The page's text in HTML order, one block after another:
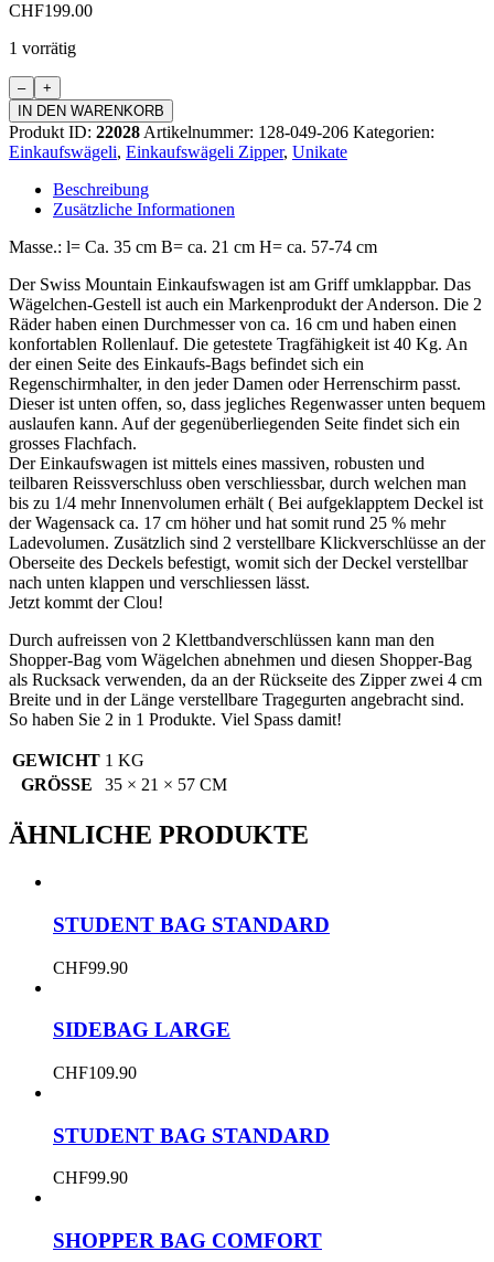
CHF199.00
1 vorrätig
Einkaufswagen
Zipper
Menge
IN DEN WARENKORB
Produkt ID: 22028 Artikelnummer: 128-049-206 Kategorien:
Einkaufswägeli, Einkaufswägeli Zipper, Unikate
Beschreibung
Zusätzliche Informationen
Masse.: l= Ca. 35 cm B= ca. 21 cm H= ca. 57-74 cm
Der Swiss Mountain Einkaufswagen ist am Griff umklappbar. Das
Wägelchen-Gestell ist auch ein Markenprodukt der Anderson. Die 2
Räder haben einen Durchmesser von ca. 16 cm und haben einen
konfortablen Rollenlauf. Die getestete Tragfähigkeit ist 40 Kg. An
der einen Seite des Einkaufs-Bags befindet sich ein
Regenschirmhalter, in den jeder Damen oder Herrenschirm passt.
Dieser ist unten offen, so, dass jegliches Regenwasser unten bequem
auslaufen kann. Auf der gegenüberliegenden Seite findet sich ein
grosses Flachfach.
Der Einkaufswagen ist mittels eines massiven, robusten und
teilbaren Reissverschluss oben verschliessbar, durch welchen man
bis zu 1/4 mehr Innenvolumen erhält ( Bei aufgeklapptem Deckel ist
der Wagensack ca. 17 cm höher und hat somit rund 25 % mehr
Ladevolumen. Zusätzlich sind 2 verstellbare Klickverschlüsse an der
Oberseite des Deckels befestigt, womit sich der Deckel verstellbar
nach unten klappen und verschliessen lässt.
Jetzt kommt der Clou!
Durch aufreissen von 2 Klettbandverschlüssen kann man den
Shopper-Bag vom Wägelchen abnehmen und diesen Shopper-Bag
als Rucksack verwenden, da an der Rückseite des Zipper zwei 4 cm
Breite und in der Länge verstellbare Tragegurten angebracht sind.
So haben Sie 2 in 1 Produkte. Viel Spass damit!
GEWICHT 1 KG
GRÖSSE
35 × 21 × 57 CM
ÄHNLICHE PRODUKTE
STUDENT BAG STANDARD
CHF99.90
SIDEBAG LARGE
CHF109.90
STUDENT BAG STANDARD
CHF99.90
SHOPPER BAG COMFORT